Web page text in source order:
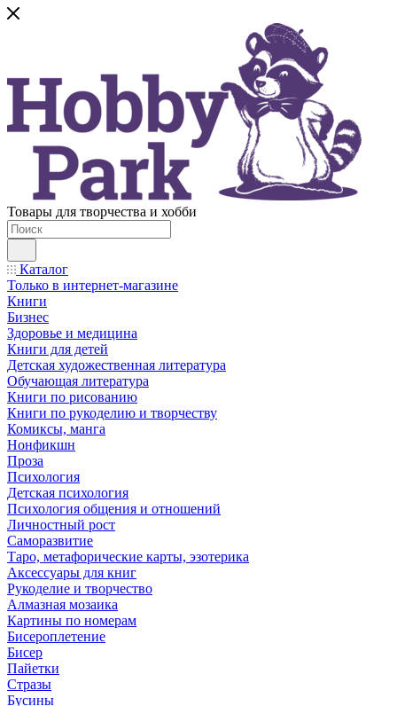
Товары для творчества и хобби
Каталог
Только в интернет-магазине
Книги
Бизнес
Здоровье и медицина
Книги для детей
Детская художественная литература
Обучающая литература
Книги по рисованию
Книги по рукоделию и творчеству
Комиксы, манга
Нонфикшн
Проза
Психология
Детская психология
Психология общения и отношений
Личностный рост
Саморазвитие
Таро, метафорические карты, эзотерика
Аксессуары для книг
Рукоделие и творчество
Алмазная мозаика
Картины по номерам
Бисероплетение
Бисер
Пайетки
Стразы
Бусины